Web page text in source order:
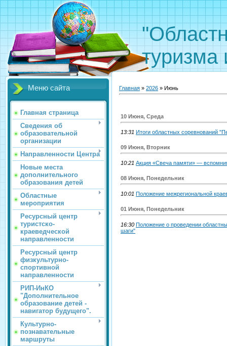
туризма
Меню сайта
Главная страница
Сведения об
образовательной
организации
Направленности Центра
Новые места
дополнительного
образования детей
Областные
мероприятия
Ресурсный центр
туристско-
краеведческой
направленности
Ресурсный центр
физкультурно-
спортивной
направленности
РИП-ИнКО
"Дополнительное
образование детей -
навигатор будущего".
Культурно-
познавательные
маршруты
Главная » 2026 » Июнь
10 Июня, Среда
13:31 Итоги областных соревнований
09 Июня, Вторник
10:21 Акция «Свеча памяти» —
08 Июня, Понедельник
10:01 Положение межрегиональной
01 Июня, Понедельник
16:30 Положение о проведении
шаги"